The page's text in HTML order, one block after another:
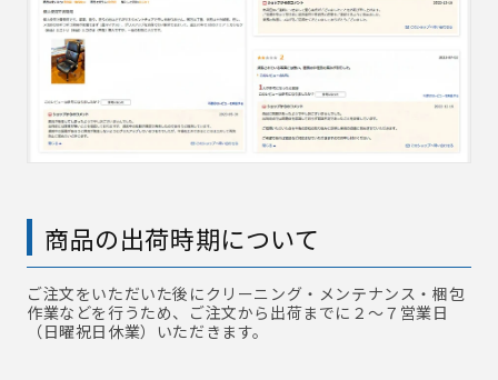
商品の出荷時期について
ご注文をいただいた後にクリーニング・メンテナンス・梱包
作業などを行うため、ご注文から出荷までに２～７営業日
（日曜祝日休業）いただきます。